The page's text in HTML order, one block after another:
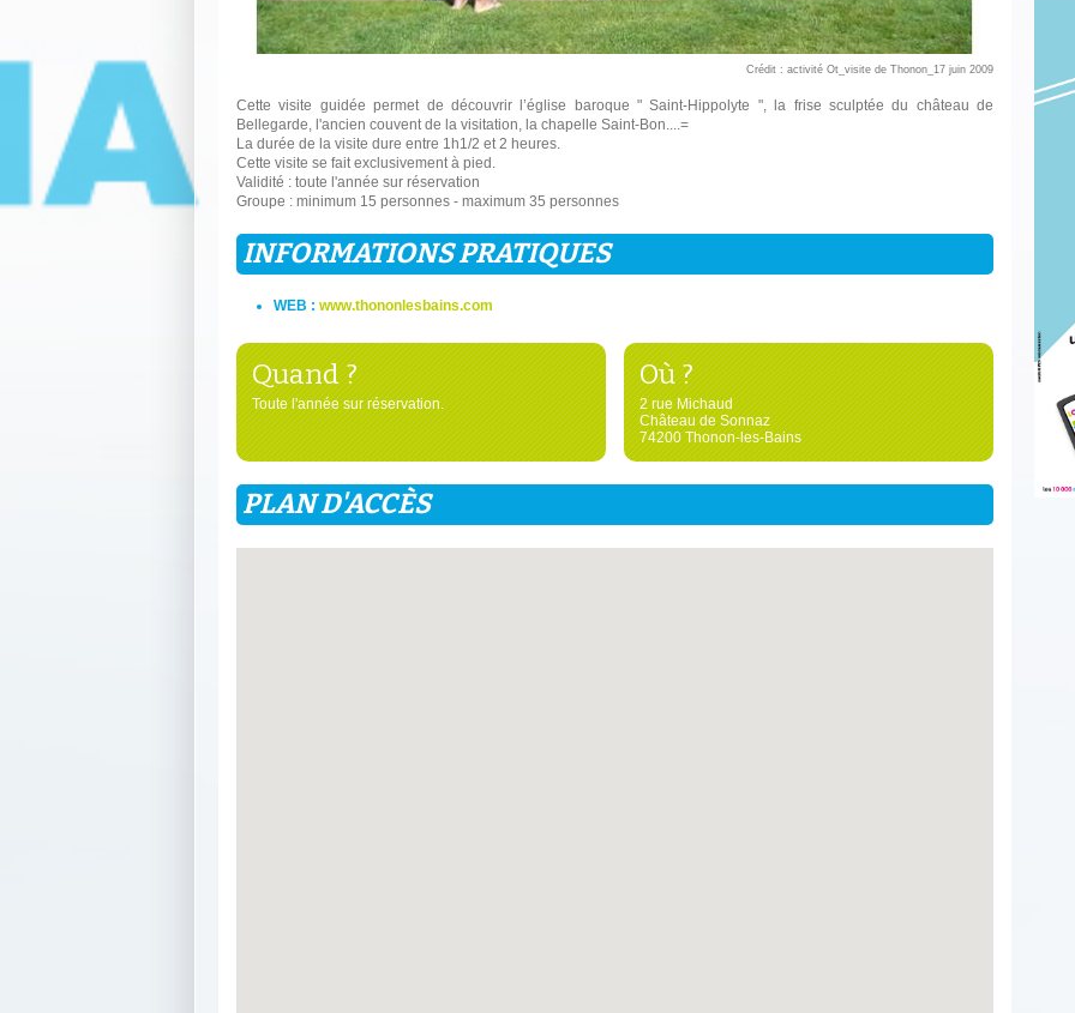
Crédit : activité Ot_visite de Thonon_17 juin 2009
Cette visite guidée permet de découvrir l’église baroque " Saint-Hippolyte ", la frise sculptée du château de
Bellegarde, l'ancien couvent de la visitation, la chapelle Saint-Bon....=
La durée de la visite dure entre 1h1/2 et 2 heures.
Cette visite se fait exclusivement à pied.
Validité : toute l'année sur réservation
Groupe : minimum 15 personnes - maximum 35 personnes
INFORMATIONS PRATIQUES
WEB : www.thononlesbains.com
Quand ?
Toute l'année sur réservation.
Où ?
2 rue Michaud
Château de Sonnaz
74200 Thonon-les-Bains
PLAN D'ACCÈS